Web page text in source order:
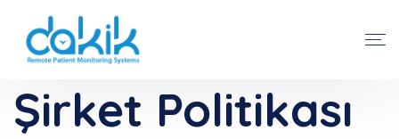
Şirket Politikası